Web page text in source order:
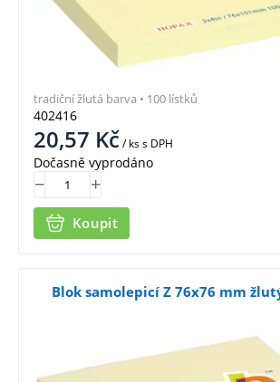
402416
20,57 Kč/ kss DPH
Dočasně vyprodáno
Koupit
tradiční žlutá barva • 100 lístků
Blok samolepicí Z 76x76 mm